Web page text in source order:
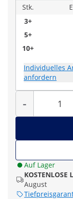
Stk.
3+
5+
10+
Individuelles
anfordern
-
Auf Lager
KOSTENLOSE
August